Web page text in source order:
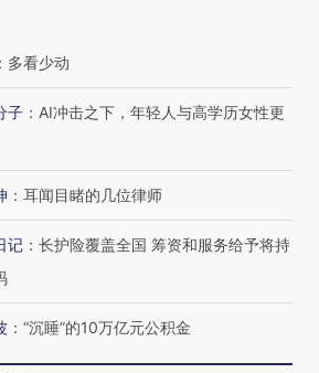
“人道危
裂西班牙
128毫米 紧急转移近
： 多看少动
子 ： AI冲击之下，年轻人与高学历女性更
： 耳闻目睹的几位律师
记 ： 长护险覆盖全国 筹资和服务给予将持
： “沉睡”的10万亿元公积金